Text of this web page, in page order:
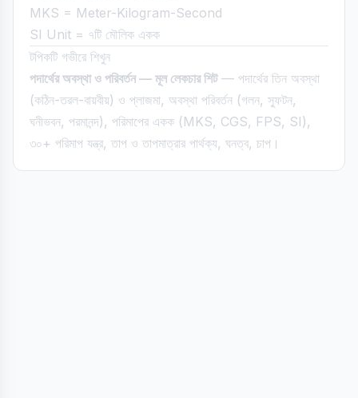
MKS = Meter-Kilogram-Second
SI Unit = ৭টি মৌলিক একক
টপিকটি গভীরে শিখুন
পদার্থের অবস্থা ও পরিবর্তন — মূল লেকচার শিট— পদার্থের তিন অবস্থা
(কঠিন-তরল-বায়বীয়) ও প্লাজমা, অবস্থা পরিবর্তন (গলন, স্ফুটন,
ঘনীভবন, পরমানন্দ), পরিমাপের একক (MKS, CGS, FPS, SI),
৩০+ পরিমাপ যন্ত্র, তাপ ও তাপমাত্রার পার্থক্য, ঘনত্ব, চাপ।